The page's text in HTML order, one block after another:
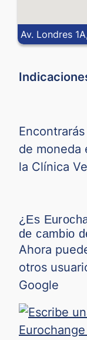
MYR
NZD
PHP
PLN
RON
RSD
SEK
Av. Londres
de moneda
la Clínica
¿Es
de cambio
Ahora
otros
Google